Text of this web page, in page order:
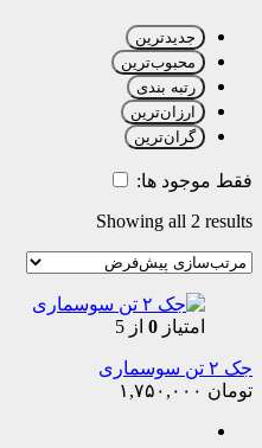
جدیدترین
محبوب‌ترین
رتبه بندی
ارزان‌ترین
گران‌ترین
فقط موجود ها:
Showing all 2 results
امتیاز 0 از 5
جک ۲ تن سوسماری
تومان